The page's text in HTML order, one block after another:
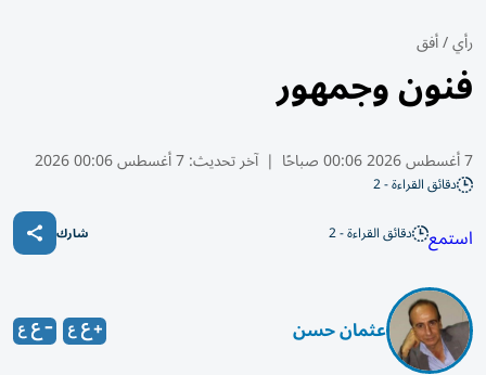
رأي/أفق
فنون وجمهور
7 أغسطس 2026 00:06 صباحًا | آخر تحديث:7 أغسطس 00:06 2026
دقائق القراءة - 2
استمع دقائق القراءة - 2 شارك
عثمان حسن